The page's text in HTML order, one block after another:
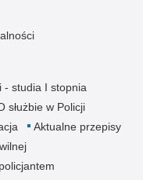
- studia I stopnia
służbie w Policji
Aktualne przepisy